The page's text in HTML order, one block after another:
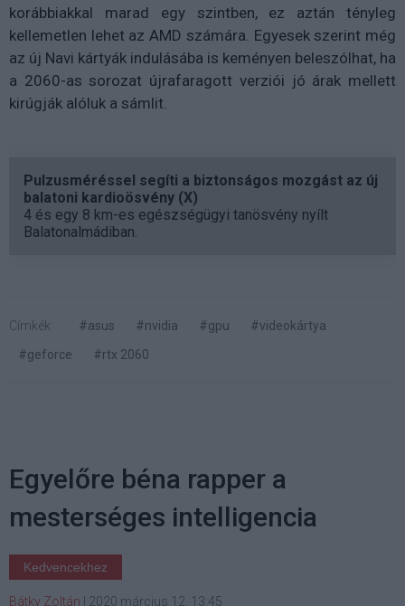
korábbiakkal marad egy szintben, ez aztán tényleg
kellemetlen lehet az AMD számára. Egyesek szerint még
az új Navi kártyák indulásába is keményen beleszólhat, ha
a 2060-as sorozat újrafaragott verziói jó árak mellett
kirúgják alóluk a sámlit.
Pulzusméréssel segíti a biztonságos mozgást az új
balatoni kardioösvény (X)
4 és egy 8 km-es egészségügyi tanösvény nyílt
Balatonalmádiban.
Címkék: #asus #nvidia #gpu
#videokártya
#geforce
#rtx 2060
Egyelőre béna rapper a
mesterséges intelligencia
Kedvencekhez
Bátky Zoltán 2020 március 12. 13:45